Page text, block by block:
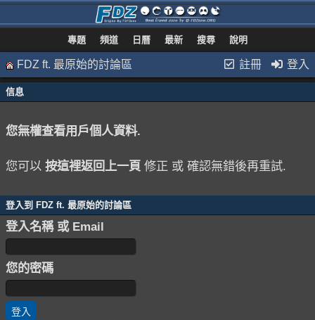
專題 頻道 日曆 最新 搜尋 說明
註冊 登入
FDZ ft. 最原始的討論區
信息
您無權查看用戶個人資料.
您可以 按這裡返回上一頁 修正 或 確認無錯後再重試.
登入到 FDZ ft. 最原始的討論區
登入名稱 或 Email
您的密碼